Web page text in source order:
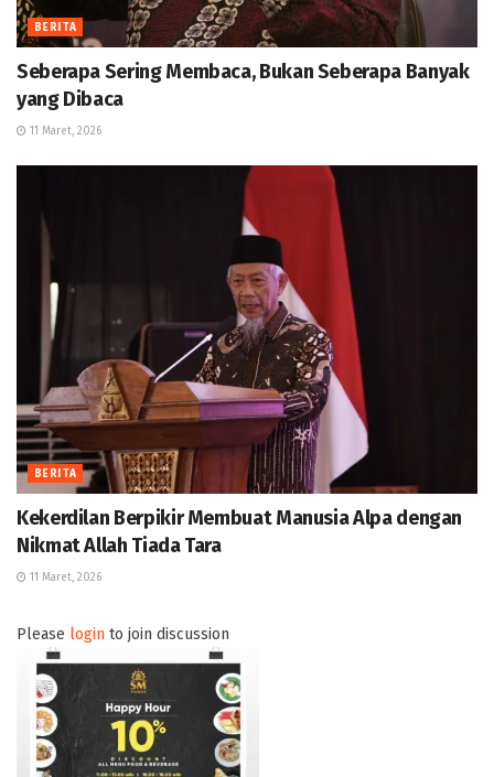
BERITA
Seberapa Sering Membaca, Bukan Seberapa Banyak
yang Dibaca
11 Maret, 2026
BERITA
Kekerdilan Berpikir Membuat Manusia Alpa dengan
Nikmat Allah Tiada Tara
11 Maret, 2026
Please login to join discussion